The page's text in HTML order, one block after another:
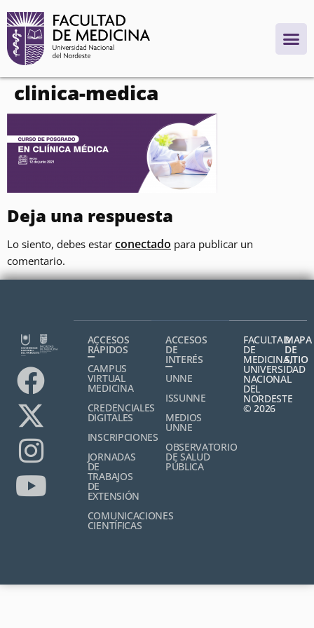
contenido
clinica-medica
Deja una respuesta
Lo siento, debes estar conectado para publicar un
comentario.
ACCESOS
RÁPIDOS
CAMPUS
VIRTUAL
MEDICINA
CREDENCIALES
DIGITALES
INSCRIPCIONES
JORNADAS
DE
TRABAJOS
DE
EXTENSIÓN
COMUNICACIONES
CIENTÍFICAS
ACCESOS
DE
INTERÉS
UNNE
ISSUNNE
MEDIOS
UNNE
OBSERVATORIO
DE SALUD
PÚBLICA
FACULTAD
DE
MEDICINA,
UNIVERSIDAD
NACIONAL
DEL
NORDESTE
© 2026
MAPA
DE
SITIO